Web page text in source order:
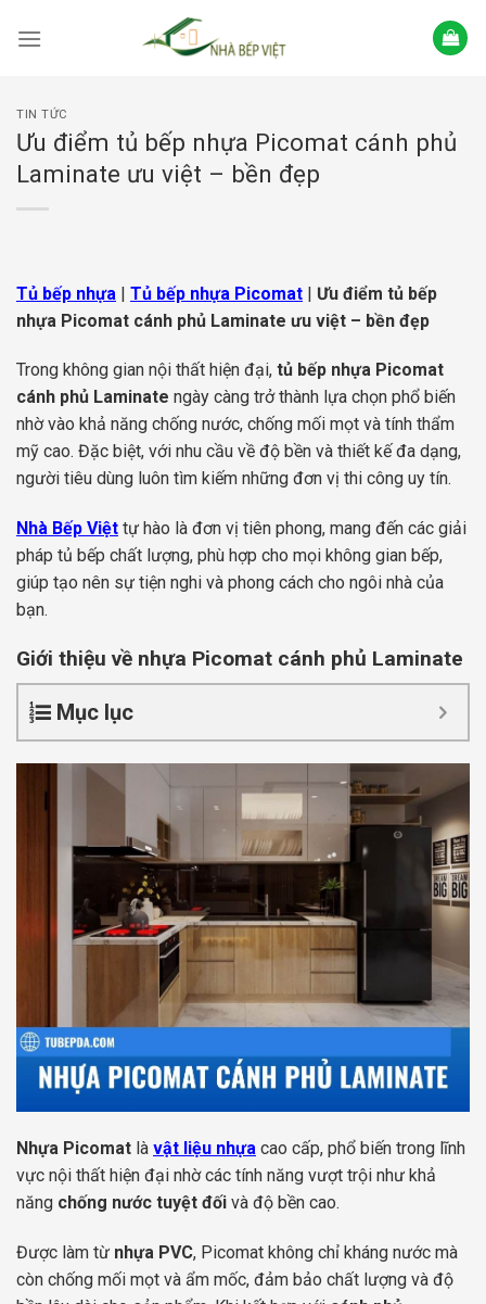
TIN TỨC
Ưu điểm tủ bếp nhựa Picomat cánh phủ
Laminate ưu việt – bền đẹp
Tủ bếp nhựa | Tủ bếp nhựa Picomat | Ưu điểm tủ bếp
nhựa Picomat cánh phủ Laminate ưu việt – bền đẹp
Trong không gian nội thất hiện đại, tủ bếp nhựa Picomat
cánh phủ Laminate ngày càng trở thành lựa chọn phổ biến
nhờ vào khả năng chống nước, chống mối mọt và tính thẩm
mỹ cao. Đặc biệt, với nhu cầu về độ bền và thiết kế đa dạng,
người tiêu dùng luôn tìm kiếm những đơn vị thi công uy tín.
Nhà Bếp Việt tự hào là đơn vị tiên phong, mang đến các giải
pháp tủ bếp chất lượng, phù hợp cho mọi không gian bếp,
giúp tạo nên sự tiện nghi và phong cách cho ngôi nhà của
bạn.
Giới thiệu về nhựa Picomat cánh phủ Laminate
Mục lục
Nhựa Picomat là vật liệu nhựa cao cấp, phổ biến trong lĩnh
vực nội thất hiện đại nhờ các tính năng vượt trội như khả
năng chống nước tuyệt đối và độ bền cao.
Được làm từ nhựa PVC, Picomat không chỉ kháng nước mà
còn chống mối mọt và ẩm mốc, đảm bảo chất lượng và độ